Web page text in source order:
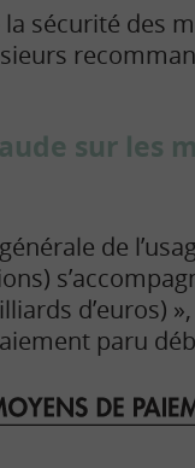
la sécurité des
sur les
de
d’euros)
paru